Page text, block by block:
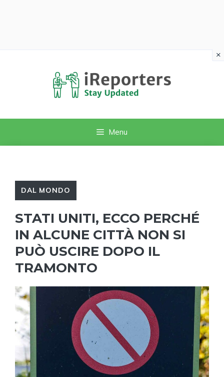
Menu
DAL MONDO
STATI UNITI, ECCO PERCHÉ
IN ALCUNE CITTÀ NON SI
PUÒ USCIRE DOPO IL
TRAMONTO
×